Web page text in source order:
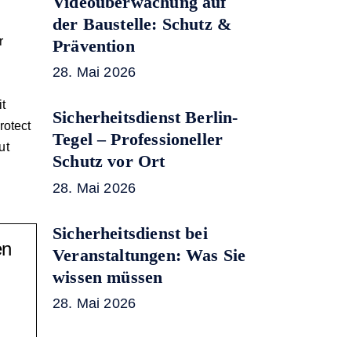
der Baustelle: Schutz &
Prävention
28. Mai 2026
Sicherheitsdienst Berlin-
Tegel – Professioneller
Schutz vor Ort
28. Mai 2026
Sicherheitsdienst bei
Veranstaltungen: Was Sie
wissen müssen
28. Mai 2026